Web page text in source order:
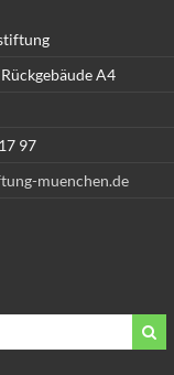
A4
97
muenchen.de